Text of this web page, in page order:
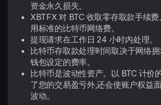
资金永久损失。
XBTFX 对 BTC 收取零存取款手续
用标准的比特币网络费。
提现请求在工作日 24 小时内处理。
比特币存取款处理时间取决于网络
钱包设定的费率。
比特币是波动性资产。以 BTC 计价
了您的交易盈亏外,还会使账户权益
波动。